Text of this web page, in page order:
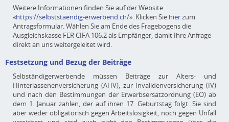
Weitere Informationen finden Sie auf der Website
«https://selbststaendig-erwerbend.ch/». Klicken Sie hierzum
Antragsformular. Wählen Sie am Ende des Fragebogens die
Ausgleichskasse FER CIFA 106.2 als Empfänger, damit Ihre Anfrage
direkt an uns weitergeleitet wird.
Festsetzung und Bezug der Beiträge
Selbständigerwerbende müssen Beiträge zur Alters- und
Hinterlassenenversicherung (AHV), zur Invalidenversicherung (IV)
und nach den Bestimmungen der Erwerbsersatzordnung (EO) ab
dem 1. Januar zahlen, der auf ihren 17. Geburtstag folgt. Sie sind
aber weder obligatorisch gegen Arbeitslosigkeit, noch gegen Unfall